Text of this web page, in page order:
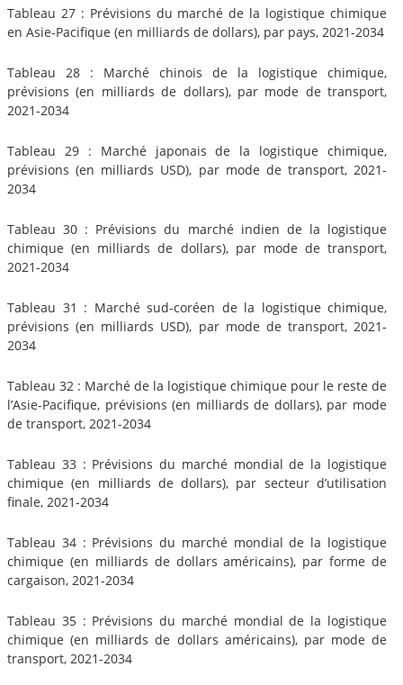
Tableau 27 : Prévisions du marché de la logistique chimique
en Asie-Pacifique (en milliards de dollars), par pays, 2021-2034
Tableau 28 : Marché chinois de la logistique chimique,
prévisions (en milliards de dollars), par mode de transport,
2021-2034
Tableau 29 : Marché japonais de la logistique chimique,
prévisions (en milliards USD), par mode de transport, 2021-
2034
Tableau 30 : Prévisions du marché indien de la logistique
chimique (en milliards de dollars), par mode de transport,
2021-2034
Tableau 31 : Marché sud-coréen de la logistique chimique,
prévisions (en milliards USD), par mode de transport, 2021-
2034
Tableau 32 : Marché de la logistique chimique pour le reste de
l’Asie-Pacifique, prévisions (en milliards de dollars), par mode
de transport, 2021-2034
Tableau 33 : Prévisions du marché mondial de la logistique
chimique (en milliards de dollars), par secteur d’utilisation
finale, 2021-2034
Tableau 34 : Prévisions du marché mondial de la logistique
chimique (en milliards de dollars américains), par forme de
cargaison, 2021-2034
Tableau 35 : Prévisions du marché mondial de la logistique
chimique (en milliards de dollars américains), par mode de
transport, 2021-2034